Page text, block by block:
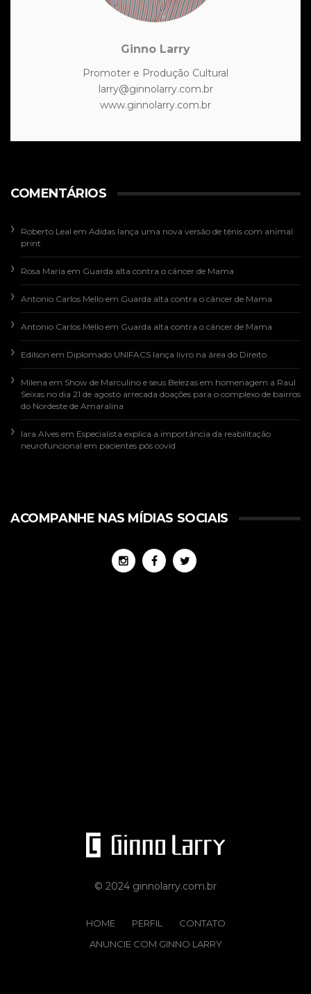
Ginno Larry
Promoter e Produção Cultural
larry@ginnolarry.com.br
www.ginnolarry.com.br
COMENTÁRIOS
Roberto Leal em Adidas lança uma nova versão de tênis com animal
print
Rosa Maria em Guarda alta contra o câncer de Mama
Antonio Carlos Mello em Guarda alta contra o câncer de Mama
Antonio Carlos Mello em Guarda alta contra o câncer de Mama
Edilson em Diplomado UNIFACS lança livro na área do Direito
Milena em Show de Marculino e seus Belezas em homenagem a Raul
Seixas no dia 21 de agosto arrecada doações para o complexo de bairros
do Nordeste de Amaralina
Iara Alves em Especialista explica a importância da reabilitação
neurofuncional em pacientes pós covid
ACOMPANHE NAS MÍDIAS SOCIAIS
© 2024 ginnolarry.com.br
HOME PERFIL
CONTATO
ANUNCIE COM GINNO LARRY